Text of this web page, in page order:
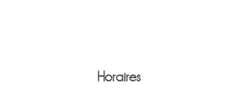
Horaires